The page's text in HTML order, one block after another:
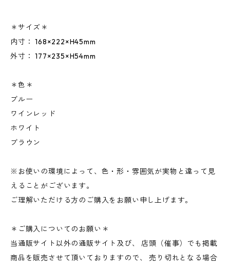
＊サイズ＊
内寸： 168×222×H45mm
外寸： 177×235×H54mm
＊色＊
ブルー
ワインレッド
ホワイト
ブラウン
※お使いの環境によって、色・形・雰囲気が実物と違って見
えることがございます。
ご理解いただける方のご購入をお願い申し上げます。
＊ご購入についてのお願い＊
当通販サイト以外の通販サイト及び、 店頭（催事）でも掲載
商品を販売させて頂いておりますので、 売り切れとなる場合